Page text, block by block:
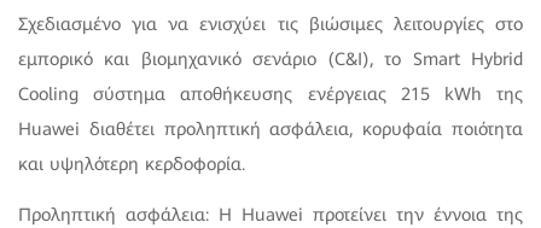
Σχεδιασμένο για να ενισχύει τις βιώσιμες λειτουργίες στο
εμπορικό και βιομηχανικό σενάριο (C&I), το Smart Hybrid
Cooling σύστημα αποθήκευσης ενέργειας 215 kWh της
Huawei διαθέτει προληπτική ασφάλεια, κορυφαία ποιότητα
και υψηλότερη κερδοφορία.
Προληπτική ασφάλεια: Η Huawei προτείνει την έννοια της